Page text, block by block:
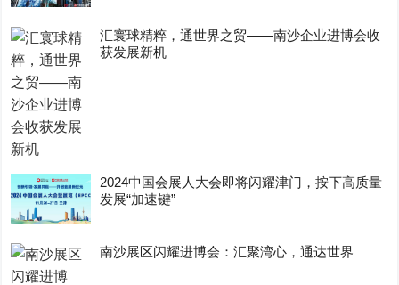
汇寰球精粹，通世界之贸——南沙企业进博会收
获发展新机
2024中国会展人大会即将闪耀津门，按下高质量
发展“加速键”
南沙展区闪耀进博会：汇聚湾心，通达世界